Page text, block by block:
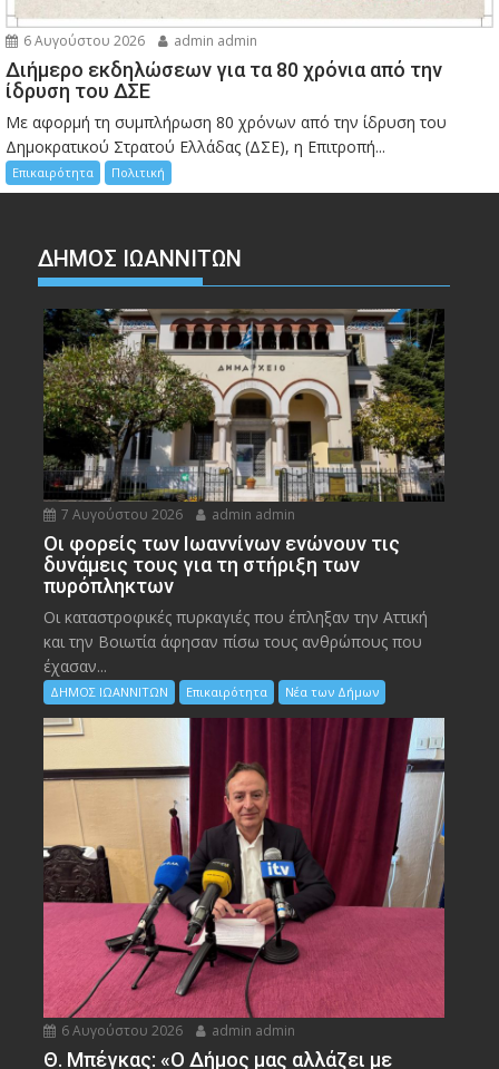
6 Αυγούστου 2026 admin admin
Διήμερο εκδηλώσεων για τα 80 χρόνια από την
ίδρυση του ΔΣΕ
Με αφορμή τη συμπλήρωση 80 χρόνων από την ίδρυση του
Δημοκρατικού Στρατού Ελλάδας (ΔΣΕ), η Επιτροπή...
Επικαιρότητα Πολιτική
ΔΗΜΟΣ ΙΩΑΝΝΙΤΩΝ
7 Αυγούστου 2026 admin admin
Οι φορείς των Ιωαννίνων ενώνουν τις
δυνάμεις τους για τη στήριξη των
πυρόπληκτων
Οι καταστροφικές πυρκαγιές που έπληξαν την Αττική
και την Bοιωτία άφησαν πίσω τους ανθρώπους που
έχασαν...
ΔΗΜΟΣ ΙΩΑΝΝΙΤΩΝ Επικαιρότητα Νέα των Δήμων
6 Αυγούστου 2026 admin admin
Θ. Μπέγκας: «Ο Δήμος μας αλλάζει με